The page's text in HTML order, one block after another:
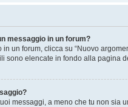
messaggio in un forum?
un forum, clicca su “Nuovo
sono elencate in fondo alla pagina
messaggi, a meno che tu non